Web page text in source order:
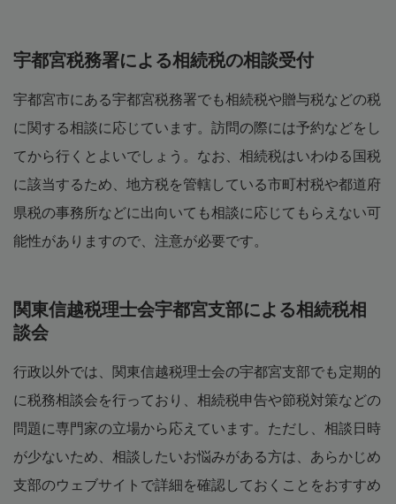
宇都宮税務署による相続税の相談受付
宇都宮市にある宇都宮税務署でも相続税や贈与税などの税
に関する相談に応じています。訪問の際には予約などをし
てから行くとよいでしょう。なお、相続税はいわゆる国税
に該当するため、地方税を管轄している市町村税や都道府
県税の事務所などに出向いても相談に応じてもらえない可
能性がありますので、注意が必要です。
関東信越税理士会宇都宮支部による相続税相
談会
行政以外では、関東信越税理士会の宇都宮支部でも定期的
に税務相談会を行っており、相続税申告や節税対策などの
問題に専門家の立場から応えています。ただし、相談日時
が少ないため、相談したいお悩みがある方は、あらかじめ
支部のウェブサイトで詳細を確認しておくことをおすすめ